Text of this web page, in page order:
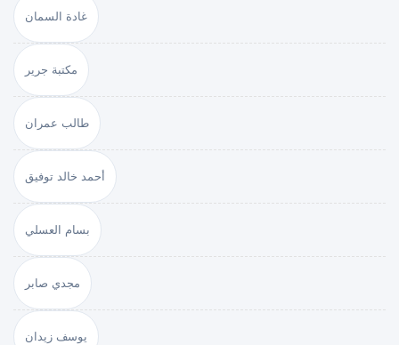
غادة السمان
مكتبة جرير
طالب عمران
أحمد خالد توفيق
بسام العسلي
مجدي صابر
يوسف زيدان